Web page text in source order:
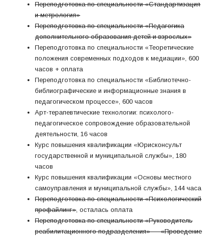
Переподготовка по специальности «Стандартизация
и метрология»
Переподготовка по специальности «Педагогика
дополнительного образования детей и взрослых»
Переподготовка по специальности «Теоретические
положения современных подходов к медиации», 600
часов + оплата
Переподготовка по специальности «Библиотечно-
библиографические и информационные знания в
педагогическом процессе», 600 часов
Арт-терапевтические технологии: психолого-
педагогическое сопровождение образовательной
деятельности, 16 часов
Курс повышения квалификации «Юрисконсульт
государственной и муниципальной службы», 180
часов
Курс повышения квалификации «Основы местного
самоуправления и муниципальной службы», 144 часа
Переподготовка по специальности «Психологический
профайлинг», осталась оплата
Переподготовка по специальности «Руководитель
реабилитационного подразделения» — «Проведение